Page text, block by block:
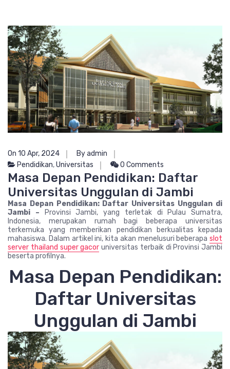
On 10 Apr, 2024
By admin
Pendidikan,Universitas 0 Comments
Masa Depan Pendidikan: Daftar
Universitas Unggulan di Jambi
Masa Depan Pendidikan: Daftar Universitas Unggulan di
Jambi –
Provinsi Jambi, yang terletak di Pulau Sumatra,
Indonesia, merupakan rumah bagi beberapa universitas
terkemuka yang memberikan pendidikan berkualitas kepada
mahasiswa. Dalam artikel ini, kita akan menelusuri beberapa slot
server thailand super gacor universitas terbaik di Provinsi Jambi
beserta profilnya.
Masa Depan Pendidikan:
Daftar Universitas
Unggulan di Jambi